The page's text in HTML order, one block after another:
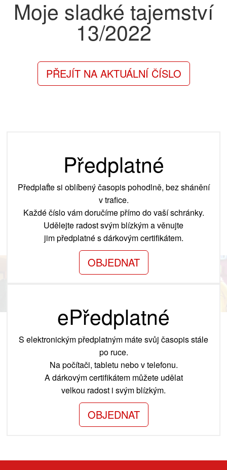
Moje sladké tajemství
13/2022
PŘEJÍT NA AKTUÁLNÍ ČÍSLO
Předplatné
Předplaťte si oblíbený časopis pohodlně, bez shánění
v trafice.
Každé číslo vám doručíme přímo do vaší schránky.
Udělejte radost svým blízkým a věnujte
jim předplatné s dárkovým certifikátem.
OBJEDNAT
ePředplatné
S elektronickým předplatným máte svůj časopis stále
po ruce.
Na počítači, tabletu nebo v telefonu.
A dárkovým certifikátem můžete udělat
velkou radost i svým blízkým.
OBJEDNAT